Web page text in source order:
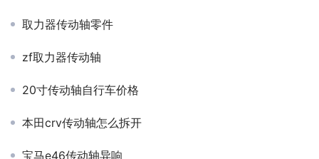
取力器传动轴零件
zf取力器传动轴
20寸传动轴自行车价格
本田crv传动轴怎么拆开
宝马e46传动轴异响